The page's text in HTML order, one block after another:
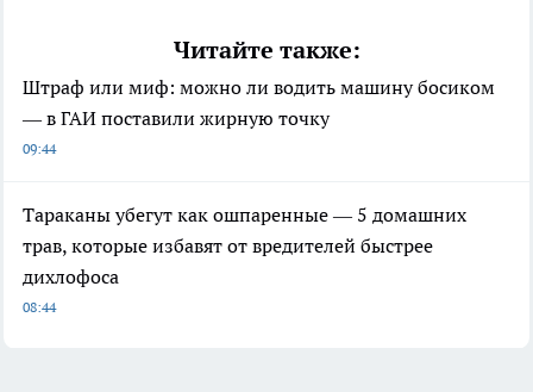
Читайте также:
Штраф или миф: можно ли водить машину босиком
— в ГАИ поставили жирную точку
09:44
Тараканы убегут как ошпаренные — 5 домашних
трав, которые избавят от вредителей быстрее
дихлофоса
08:44